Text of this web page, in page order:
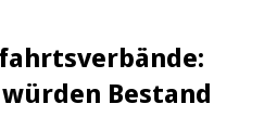
Bestand